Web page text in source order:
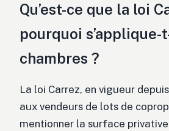
Qu’est-ce que la loi
pourquoi s’applique-
chambres ?
La loi Carrez, en vigueur
aux vendeurs de lots de
mentionner la surface